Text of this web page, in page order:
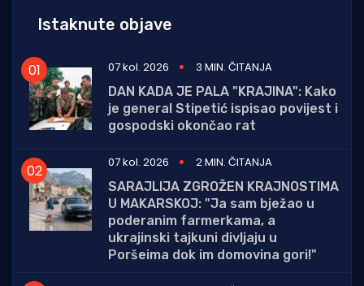
Istaknute objave
07 kol. 2026
3 MIN. ČITANJA
DAN KADA JE PALA "KRAJINA": Kako
je general Stipetić ispisao povijest i
gospodski okončao rat
07 kol. 2026
2 MIN. ČITANJA
SARAJLIJA ZGROŽEN KRAJNOSTIMA
U MAKARSKOJ: "Ja sam bježao u
poderanim farmerkama, a
ukrajinski tajkuni divljaju u
Poršeima dok im domovina gori!"